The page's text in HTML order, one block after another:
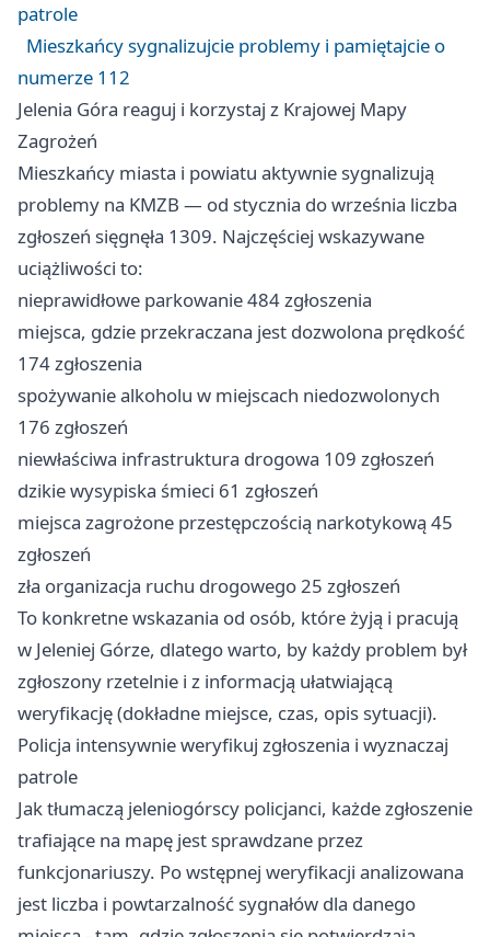
patrole
Mieszkańcy sygnalizujcie problemy i pamiętajcie o
numerze 112
Jelenia Góra reaguj i korzystaj z Krajowej Mapy
Zagrożeń
Mieszkańcy miasta i powiatu aktywnie sygnalizują
problemy na KMZB — od stycznia do września liczba
zgłoszeń sięgnęła 1309. Najczęściej wskazywane
uciążliwości to:
nieprawidłowe parkowanie 484 zgłoszenia
miejsca, gdzie przekraczana jest dozwolona prędkość
174 zgłoszenia
spożywanie alkoholu w miejscach niedozwolonych
176 zgłoszeń
niewłaściwa infrastruktura drogowa 109 zgłoszeń
dzikie wysypiska śmieci 61 zgłoszeń
miejsca zagrożone przestępczością narkotykową 45
zgłoszeń
zła organizacja ruchu drogowego 25 zgłoszeń
To konkretne wskazania od osób, które żyją i pracują
w Jeleniej Górze, dlatego warto, by każdy problem był
zgłoszony rzetelnie i z informacją ułatwiającą
weryfikację (dokładne miejsce, czas, opis sytuacji).
Policja intensywnie weryfikuj zgłoszenia i wyznaczaj
patrole
Jak tłumaczą jeleniogórscy policjanci, każde zgłoszenie
trafiające na mapę jest sprawdzane przez
funkcjonariuszy. Po wstępnej weryfikacji analizowana
jest liczba i powtarzalność sygnałów dla danego